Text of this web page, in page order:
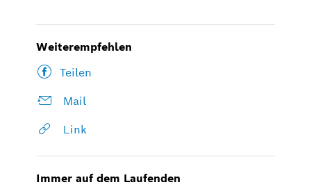
Weiterempfehlen
Teilen
Mail
Link
Immer auf dem Laufenden